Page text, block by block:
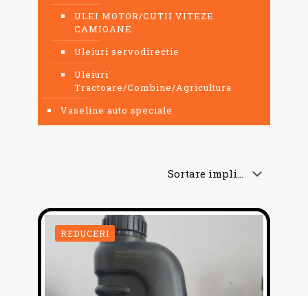
ULEI MOTOR/CUTII VITEZE
CAMIOANE
Uleiuri servodirectie
Uleiuri
Tractoare/Combine/Agricultura
Vaseline auto speciale
REDUCERI